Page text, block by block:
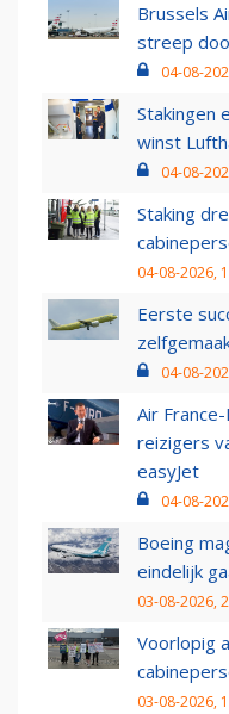
Brussels
streep
04-08-
Stakingen
winst
04-08-
Staking
04-08-2026,
Eerste
04-08-
Air
reizigers
easyJet
04-08-
Boeing
eindelijk
03-08-2026,
Voorlopig
03-08-2026,